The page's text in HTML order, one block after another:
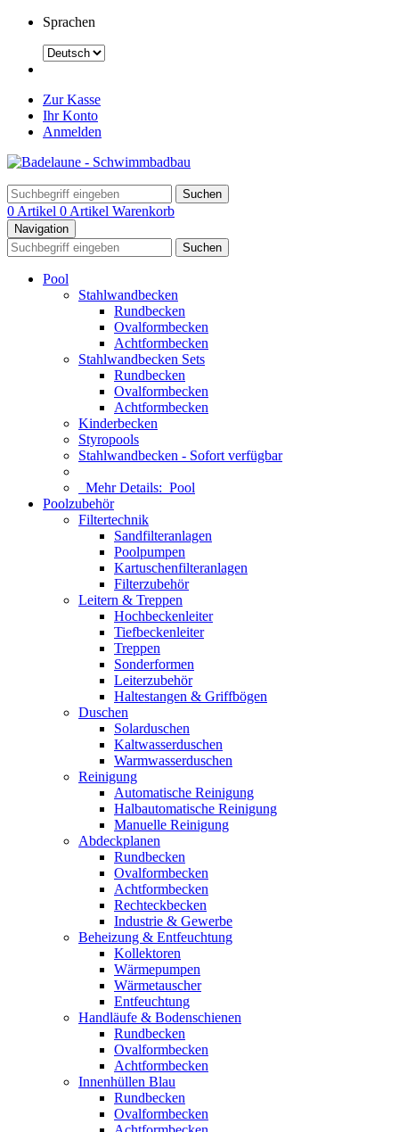
Sprachen
Zur Kasse
Ihr Konto
Anmelden
Suchen
0 Artikel 0 Artikel Warenkorb
Navigation
Suchen
Pool
Stahlwandbecken
Rundbecken
Ovalformbecken
Achtformbecken
Stahlwandbecken Sets
Rundbecken
Ovalformbecken
Achtformbecken
Kinderbecken
Styropools
Stahlwandbecken - Sofort verfügbar
Mehr Details: Pool
Poolzubehör
Filtertechnik
Sandfilteranlagen
Poolpumpen
Kartuschenfilteranlagen
Filterzubehör
Leitern & Treppen
Hochbeckenleiter
Tiefbeckenleiter
Treppen
Sonderformen
Leiterzubehör
Haltestangen & Griffbögen
Duschen
Solarduschen
Kaltwasserduschen
Warmwasserduschen
Reinigung
Automatische Reinigung
Halbautomatische Reinigung
Manuelle Reinigung
Abdeckplanen
Rundbecken
Ovalformbecken
Achtformbecken
Rechteckbecken
Industrie & Gewerbe
Beheizung & Entfeuchtung
Kollektoren
Wärmepumpen
Wärmetauscher
Entfeuchtung
Handläufe & Bodenschienen
Rundbecken
Ovalformbecken
Achtformbecken
Innenhüllen Blau
Rundbecken
Ovalformbecken